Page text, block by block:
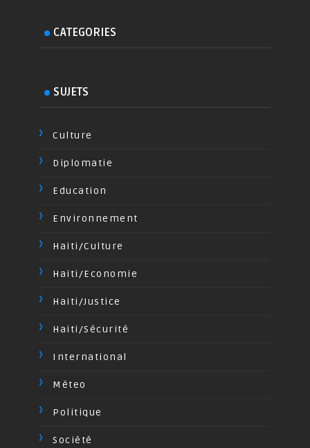
CATEGORIES
SUJETS
Culture
Diplomatie
Education
Environnement
Haiti/Culture
Haiti/Economie
Haiti/Justice
Haiti/Sécurité
International
Méteo
Politique
Société